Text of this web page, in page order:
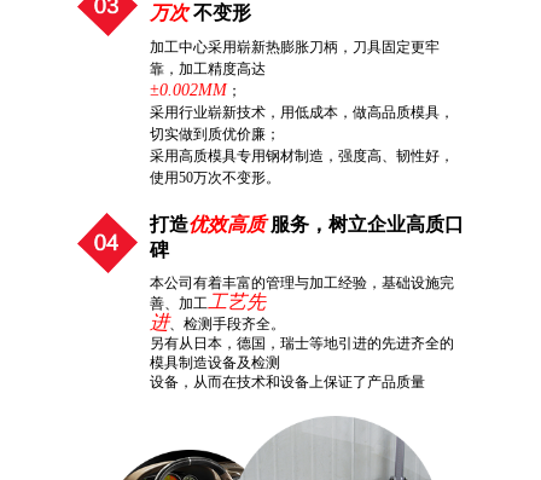
万次不变形
加工中心采用崭新热膨胀刀柄，刀具固定更牢
靠，加工精度高达
±0.002MM ；
采用行业崭新技术，用低成本，做高品质模具，
切实做到质优价廉；
采用高质模具专用钢材制造，强度高、韧性好，
使用50万次不变形。
打造优效高质服务，树立企业高质口
碑
本公司有着丰富的管理与加工经验，基础设施完
善、加工 工艺先
进、检测手段齐全。
另有从日本，德国，瑞士等地引进的先进齐全的
模具制造设备及检测
设备，从而在技术和设备上保证了产品质量